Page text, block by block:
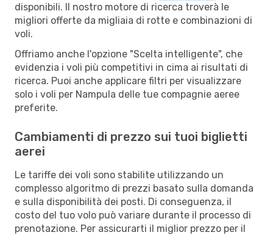
disponibili. Il nostro motore di ricerca troverà le
migliori offerte da migliaia di rotte e combinazioni di
voli.
Offriamo anche l'opzione "Scelta intelligente", che
evidenzia i voli più competitivi in cima ai risultati di
ricerca. Puoi anche applicare filtri per visualizzare
solo i voli per Nampula delle tue compagnie aeree
preferite.
Cambiamenti di prezzo sui tuoi biglietti
aerei
Le tariffe dei voli sono stabilite utilizzando un
complesso algoritmo di prezzi basato sulla domanda
e sulla disponibilità dei posti. Di conseguenza, il
costo del tuo volo può variare durante il processo di
prenotazione. Per assicurarti il miglior prezzo per il